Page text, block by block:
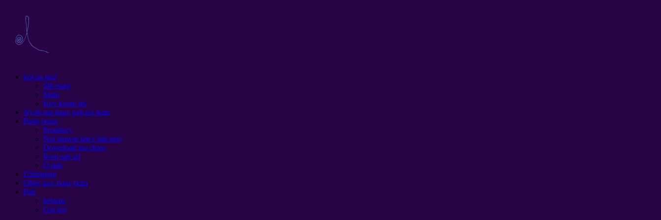
koj ua tau!
Sib cuag
Main
Kev koom tes
Nyob rau hauv peb tes num
Paub txaus
Prophecy
Nqi ntawm lawv lub neej
Download tau chaw
Rooj sab laj
O dab
Ultimatum
Qhov kev txiav txim
Pab
belarus
Guj kuj